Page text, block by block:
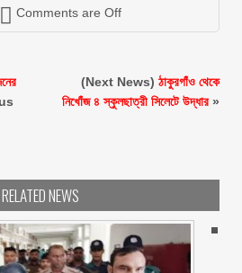
Comments are Off
(Next News) ঠাকুরগাঁও থেকে
নিখোঁজ ৪ স্কুলছাত্রী সিলেটে উদ্ধার»
RELATED NEWS